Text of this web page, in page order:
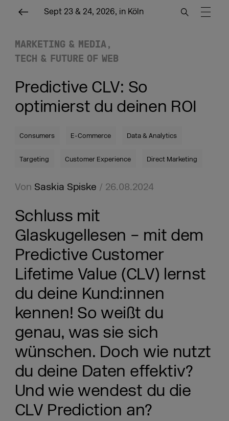
Sept 23 & 24, 2026, in Köln
MARKETING & MEDIA
TECH & FUTURE OF WEB
Predictive CLV: So
optimierst du deinen ROI
Consumers E-Commerce Data & Analytics
Targeting Customer Experience Direct Marketing
Von Saskia Spiske / 26.08.2024
Schluss mit
Glaskugellesen – mit dem
Predictive Customer
Lifetime Value (CLV) lernst
du deine Kund:innen
kennen! So weißt du
genau, was sie sich
wünschen. Doch wie nutzt
du deine Daten effektiv?
Und wie wendest du die
CLV Prediction an?